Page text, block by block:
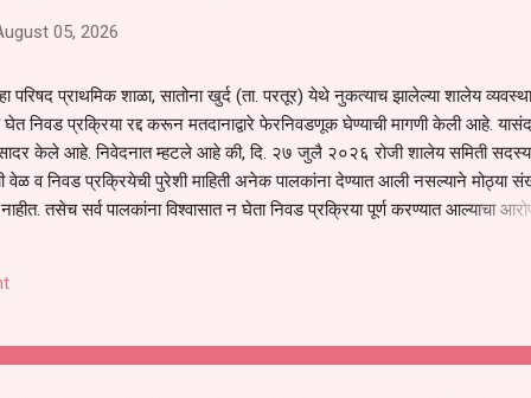
05, 2026
परिषद प्राथमिक शाळा, सातोना खुर्द (ता. परतूर) येथे नुकत्याच झालेल्या शालेय
घेत निवड प्रक्रिया रद्द करून मतदानाद्वारे फेरनिवडणूक घेण्याची मागणी केली आहे.
सादर केले आहे. निवेदनात म्हटले आहे की, दि. २७ जुलै २०२६ रोजी शालेय समिती
वेळ व निवड प्रक्रियेची पुरेशी माहिती अनेक पालकांना देण्यात आली नसल्याने मोठ्या
तसेच सर्व पालकांना विश्वासात न घेता निवड प्रक्रिया पूर्ण करण्यात आल्याचा
परतूर यांनाही पाठविण्यात आल्या असून प्रशासन याबाबत काय निर्णय घेते, याकडे